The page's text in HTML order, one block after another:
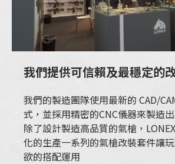
我們提供可信賴及最穩定的
我們的製造團隊使用最新的 CAD/
式，並採用精密的CNC儀器來製造
除了設計製造高品質的氣槍，
化的生產一系列的氣槍改裝套件讓
欲的搭配運用